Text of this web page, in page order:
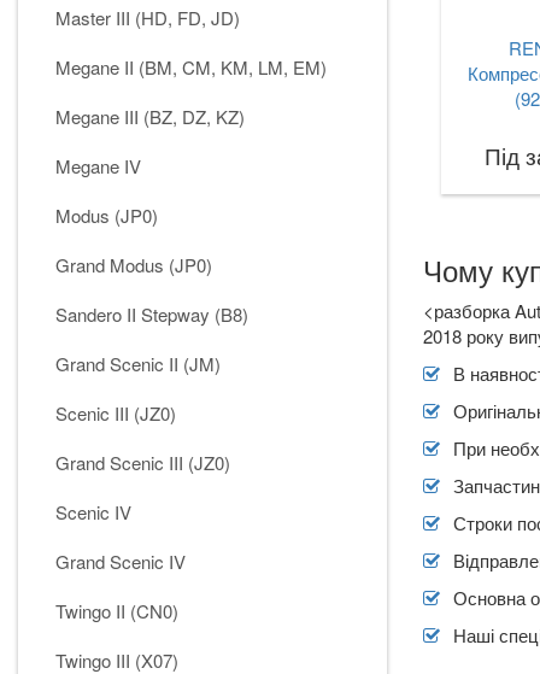
Master III (HD, FD, JD)
Megane II (BM, CM, KM, LM, EM)
Megane III (BZ, DZ, KZ)
Megane IV
Modus (JP0)
Grand Modus (JP0)
Sandero II Stepway (B8)
Grand Scenic II (JM)
Scenic III (JZ0)
Grand Scenic III (JZ0)
Scenic IV
Grand Scenic IV
Twingo II (CN0)
Twingo III (X07)
Під
<разборка
2018 року
В
При
Строки
Основна
Наші